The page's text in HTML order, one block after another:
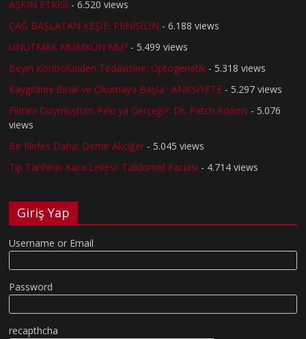
AŞKIN ETKİSİ - 6.520 views
ÇAĞ BAŞLATAN KEŞİF: PENİSİLİN - 6.188 views
UNUTMAK MÜMKÜN MÜ? - 5.499 views
Beyin Kontrolünden Tedavisine: Optogenetik - 5.318 views
Kaygılarını Bırak ve Okumaya Başla : ANKSİYETE - 5.297 views
Filmini Duymuştum Peki ya Gerçeği?: Dr. Patch Adams - 5.076
views
Bir Nefes Daha: Demir Akciğer - 5.045 views
Tıp Tarihinin Kara Lekesi: Talidomid Faciası - 4.714 views
Giriş Yap
Username or Email
Password
recapthcha